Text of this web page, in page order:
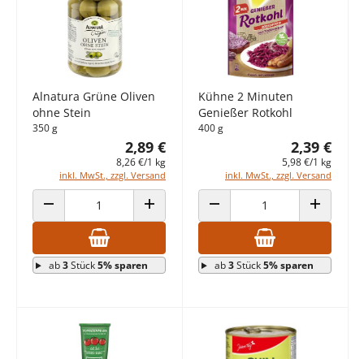
Alnatura Grüne Oliven
ohne Stein
350 g
2,89 €
8,26 €/1 kg
inkl. MwSt., zzgl. Versand
ANZAHL VERRINGERN ANZAHL ERHÖHEN
ab3Stück5% sparen
Kühne 2 Minuten
Genießer Rotkohl
400 g
2,39 €
5,98 €/1 kg
inkl. MwSt., zzgl. Versand
ANZAHL VERRINGERN ANZAHL
ab3Stück5% sparen